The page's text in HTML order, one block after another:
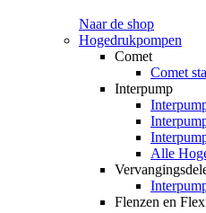
Naar de shop
Hogedrukpompen
Comet
Comet
Interpump
Alle
Flenzen en